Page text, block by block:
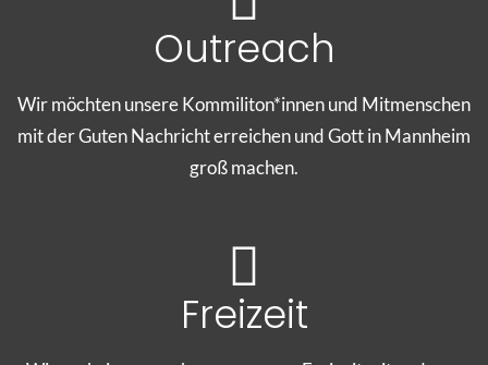
Outreach
Wir möchten unsere Kommiliton*innen und Mitmenschen
mit der Guten Nachricht erreichen und Gott in Mannheim
groß machen.
Freizeit